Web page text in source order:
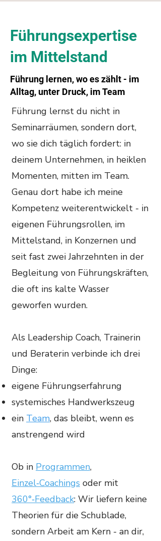
Führungsexpertise
im Mittelstand
Führung lernen, wo es zählt - im
Alltag, unter Druck, im Team
Führung lernst du nicht in
Seminarräumen, sondern dort,
wo sie dich täglich fordert: in
deinem Unternehmen, in heiklen
Momenten, mitten im Team.
Genau dort habe ich meine
Kompetenz weiterentwickelt - in
eigenen Führungsrollen, im
Mittelstand, in Konzernen und
seit fast zwei Jahrzehnten in der
Begleitung von Führungskräften,
die oft ins kalte Wasser
geworfen wurden.
Als Leadership Coach, Trainerin
und Beraterin verbinde ich drei
Dinge:
eigene Führungserfahrung
systemisches Handwerkszeug
ein Team, das bleibt, wenn es
anstrengend wird
Ob in Programmen,
Einzel‑Coachings oder mit
360°‑Feedback: Wir liefern keine
Theorien für die Schublade,
sondern Arbeit am Kern - an dir,